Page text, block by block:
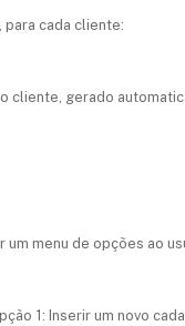
para cada cliente:
cliente, gerado
menu de opções ao
1: Inserir um novo